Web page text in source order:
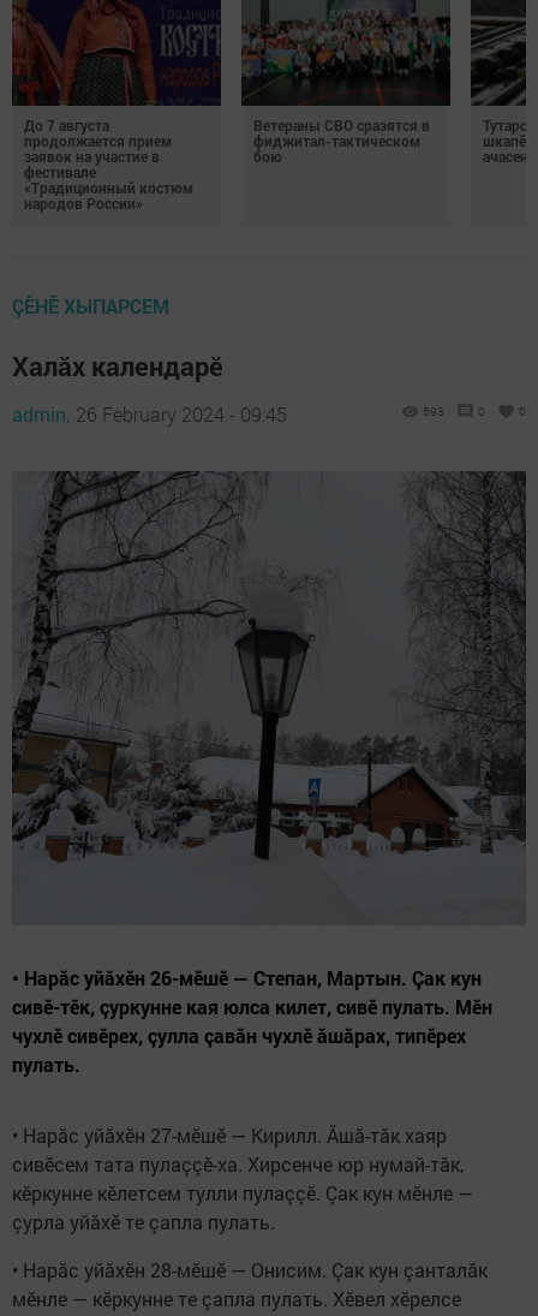
До 7 августа
продолжается прием
заявок на участие в
фестивале
«Традиционный костюм
народов России»
Ветераны СВО сразятся в
фиджитал-тактическом
бою
ÇӖНӖ ХЫПАРСЕМ
Халăх календарĕ
admin, 26 February 2024 - 09:45 593 0 0
• Нарăс уйăхӗн 26-мӗшӗ — Степан, Мартын. Çак кун
сивӗ-тӗк, çуркунне кая юлса килет, сивӗ пулать. Мӗн
чухлӗ сивӗрех, çулла çавăн чухлӗ ăшăрах, типӗрех
пулать.
• Нарăс уйăхӗн 27-мӗшӗ — Кирилл. Ăшă-тăк хаяр
сивӗсем тата пулаççӗ-ха. Хирсенче юр нумай-тăк,
кӗркунне кӗлетсем тулли пулаççӗ. Çак кун мӗнле —
çурла уйăхӗ те çапла пулать.
• Нарăс уйăхӗн 28-мӗшӗ — Онисим. Çак кун çанталăк
мӗнле — кӗркунне те çапла пулать. Хӗвел хӗрелсе